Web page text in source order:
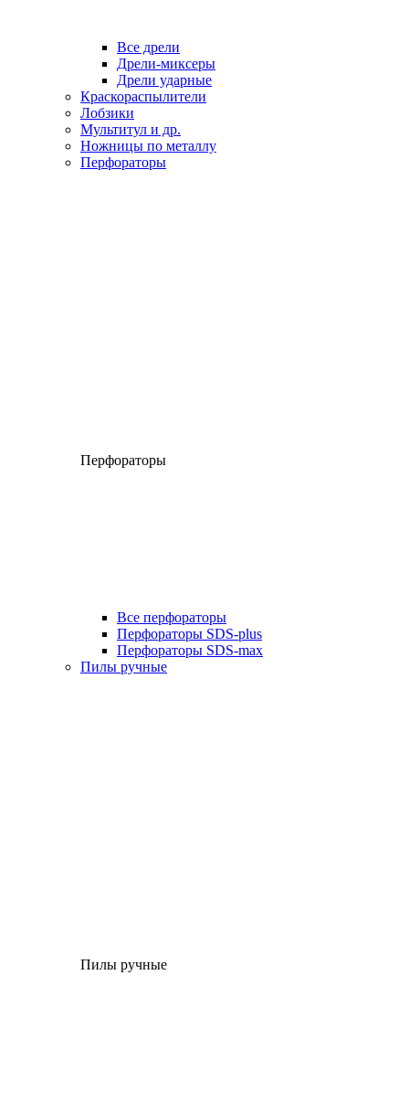
Все дрели
Дрели-миксеры
Дрели ударные
Краскораспылители
Лобзики
Мультитул и др.
Ножницы по металлу
Перфораторы
Перфораторы
Все перфораторы
Перфораторы SDS-plus
Перфораторы SDS-max
Пилы ручные
Пилы ручные